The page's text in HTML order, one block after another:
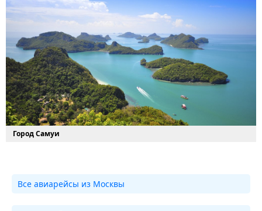
Город Самуи
Все авиарейсы из Москвы